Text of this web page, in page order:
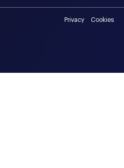
Privacy Cookies